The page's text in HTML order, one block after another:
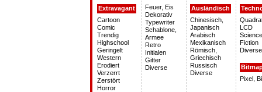
Extravagant
Cartoon
Comic
Trendig
Highschool
Geringelt
Western
Erodiert
Verzerrt
Zerstört
Horror
Feuer, Eis
Dekorativ
Typewriter
Schablone,
Armee
Retro
Initialen
Gitter
Diverse
Ausländisch
Chinesisch,
Japanisch
Arabisch
Mexikanisch
Römisch,
Griechisch
Russisch
Diverse
LCD
Fiction
Diverse
Pixel,